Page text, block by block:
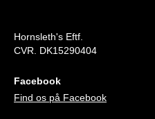
Hornsleth's Eftf.
CVR. DK15290404
Facebook
Find os på Facebook